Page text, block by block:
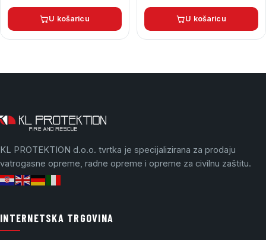
U košaricu U košaricu
KL PROTEKTION d.o.o. tvrtka je specijalizirana za prodaju
vatrogasne opreme, radne opreme i opreme za civilnu zaštitu.
INTERNETSKA TRGOVINA